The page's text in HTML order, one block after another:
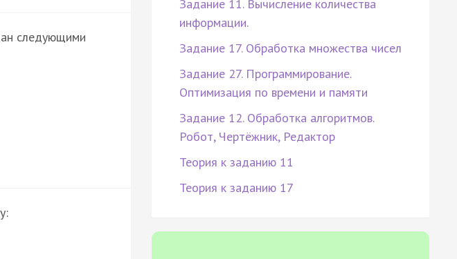
следующими
Задание 11. Вычисление количества
информации.
Задание 17. Обработка множества чисел
Задание 27. Программирование.
Оптимизация по времени и памяти
Задание 12. Обработка алгоритмов.
Робот, Чертёжник, Редактор
Теория к заданию 11
Теория к заданию 17